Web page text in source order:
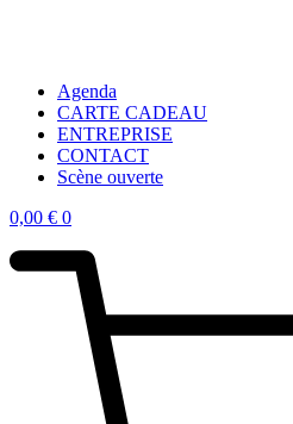
Agenda
CARTE CADEAU
ENTREPRISE
CONTACT
Scène ouverte
0,00 € 0